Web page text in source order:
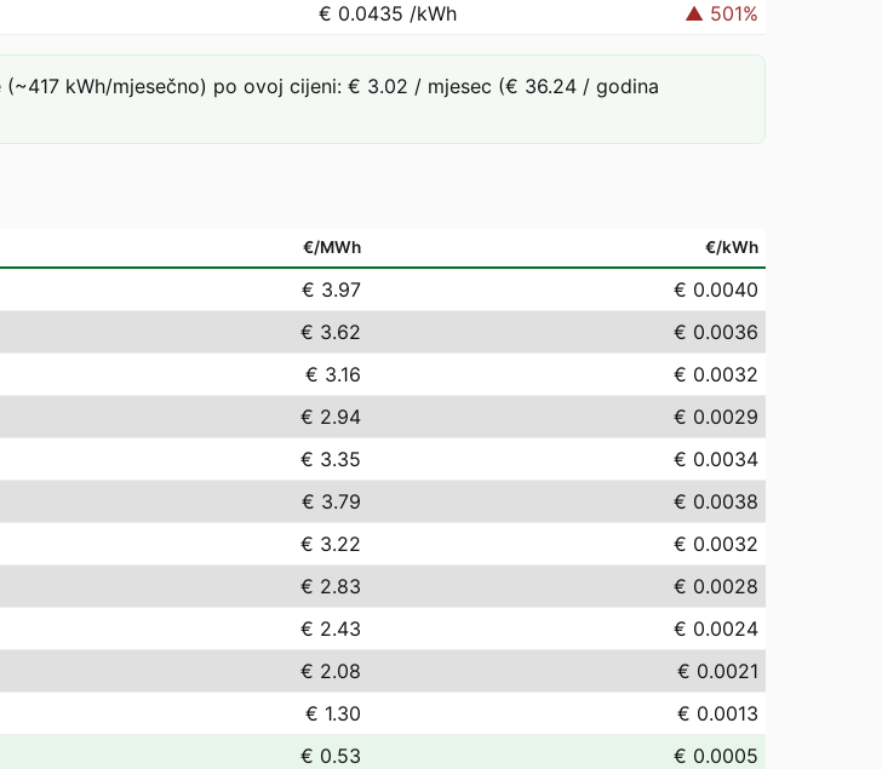
€ 0.0435 /kWh ▲ 501%
kWh/mjesečno) po ovoj cijeni: € 3.02 / mjesec (€ 36.24 / godina
€/MWh €/kWh
€ 3.97
€ 0.0040
€ 3.62
€ 0.0036
€ 3.16
€ 0.0032
€ 2.94
€ 0.0029
€ 3.35
€ 0.0034
€ 3.79
€ 0.0038
€ 3.22
€ 0.0032
€ 2.83
€ 0.0028
€ 2.43
€ 0.0024
€ 2.08
€ 0.0021
€ 1.30
€ 0.0013
€ 0.53
€ 0.0005